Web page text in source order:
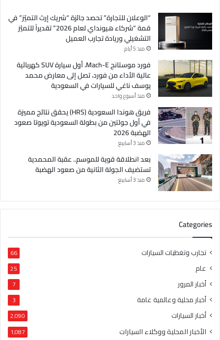
“الوعلان للتجارة” تحصد جائزة “شريك إرث التميّز” في
قمة “شركاء هيونداي لعام 2026” تقديراً للتميّز
التشغيلي وريادة تجارب العميل
منذ 5 أيام
فورد موستانج Mach-E، أول سيارة SUV كهربائية
عالية الأداء من فورد، تصل إلى معارض محمد
يوسف ناغي للسيارات في السعودية
منذ أسبوع واحد
فريق هوندا السعودية (HRS) يحقق نتائج مميزة
في أول جولتين من بطولة السعودية تويوتا صعود
الهضبة 2026
منذ 3 أسابيع
بعد انطلاقة قوية للموسم.. عقبة المحمدية
تستضيف الجولة الثانية من صعود الهضبة
منذ 3 أسابيع
Categories
تجارب وتغطيات السيارات 66
عام 25
أخبار المرور 7
أخبار محلية وعالمية عامة 3
أخبار السيارات 2٬090
الأخبار المحلية ووكلاء السيارات 1٬087